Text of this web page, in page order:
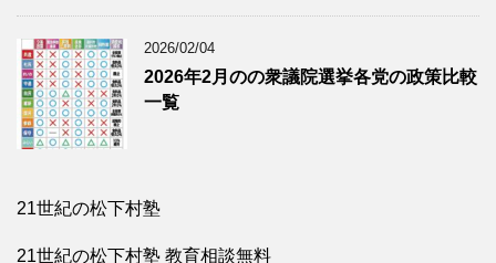
2026/02/04
2026年2月のの衆議院選挙各党の政策比較
一覧
21世紀の松下村塾
21世紀の松下村塾 教育相談無料